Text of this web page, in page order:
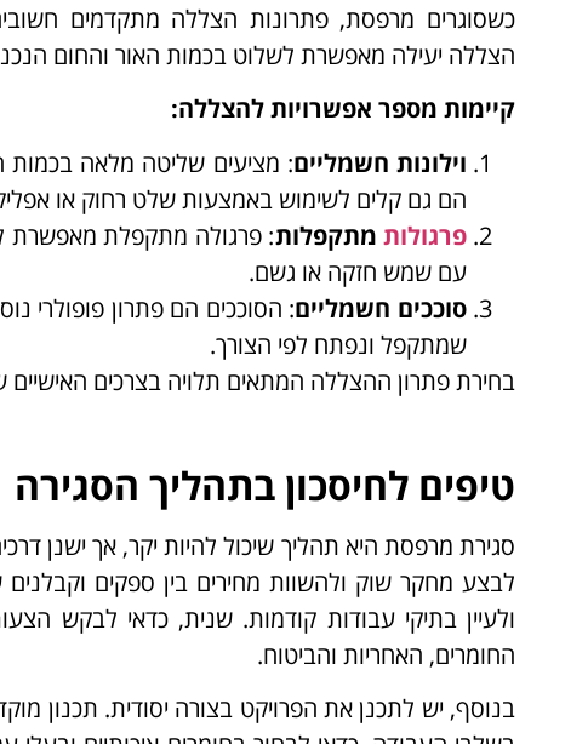
כשסוגרים מרפסת, פתרונות הצללה מתקדמים
הצללה יעילה מאפשרת לשלוט בכמות האור והחום
קיימות מספר אפשרויות להצללה:
וילונות חשמליים: מציעים שליטה מלאה בכמות
הם גם קלים לשימוש באמצעות שלט רחוק או
פרגולותמתקפלות: פרגולה מתקפלת מאפשרת
עם שמש חזקה או גשם.
סוככים חשמליים: הסוככים הם פתרון פופולרי
שמתקפל ונפתח לפי הצורך.
בחירת פתרון ההצללה המתאים תלויה בצרכים
טיפים לחיסכון בתהליך הסגירה
סגירת מרפסת היא תהליך שיכול להיות יקר, אך ישנן
לבצע מחקר שוק ולהשוות מחירים בין ספקים
ולעיין בתיקי עבודות קודמות. שנית, כדאי לבקש
החומרים, האחריות והביטוח.
בנוסף, יש לתכנן את הפרויקט בצורה יסודית. תכנון